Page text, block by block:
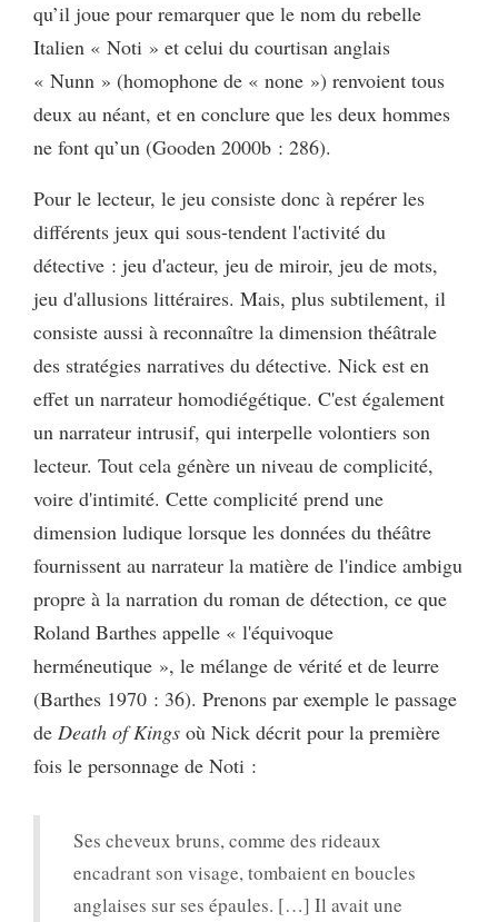
qu’il joue pour remarquer que le nom du rebelle
Italien « Noti » et celui du courtisan anglais
« Nunn » (homophone de « none ») renvoient tous
deux au néant, et en conclure que les deux hommes
ne font qu’un (Gooden 2000b : 286).
Pour le lecteur, le jeu consiste donc à repérer les
différents jeux qui sous-tendent l'activité du
détective : jeu d'acteur, jeu de miroir, jeu de mots,
jeu d'allusions littéraires. Mais, plus subtilement, il
consiste aussi à reconnaître la dimension théâtrale
des stratégies narratives du détective. Nick est en
effet un narrateur homodiégétique. C'est également
un narrateur intrusif, qui interpelle volontiers son
lecteur. Tout cela génère un niveau de complicité,
voire d'intimité. Cette complicité prend une
dimension ludique lorsque les données du théâtre
fournissent au narrateur la matière de l'indice ambigu
propre à la narration du roman de détection, ce que
Roland Barthes appelle « l'équivoque
herméneutique », le mélange de vérité et de leurre
(Barthes 1970 : 36). Prenons par exemple le passage
de Death of Kings où Nick décrit pour la première
fois le personnage de Noti :
Ses cheveux bruns, comme des rideaux
encadrant son visage, tombaient en boucles
anglaises sur ses épaules. […] Il avait une